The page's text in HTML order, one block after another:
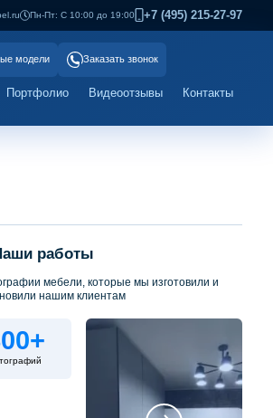
Пн-Пт: С 10:00 до 19:00 +7 (495) 215-27-97
модели Заказать звонок
Портфолио Видеоотзывы Контакты
работы
мебели, которые мы изготовили и
нашим клиентам